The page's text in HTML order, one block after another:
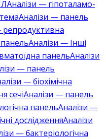
Аналізи — гіпоталамо-
Аналізи — панель
репродуктивна
Аналізи — Інші
панельАналізи
— панель
— біохімічна
сечіАналізи — панель
панельАналізи —
дослідженняАналізи
— бактеріологічна